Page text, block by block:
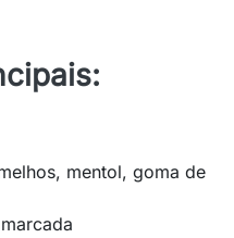
mentol, goma de